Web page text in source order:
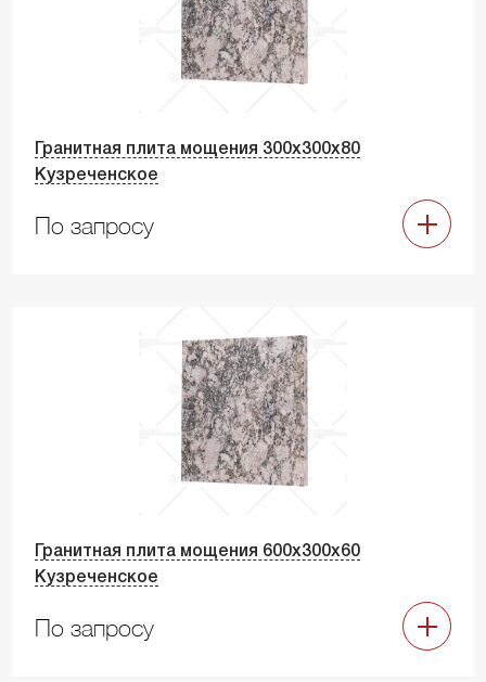
Гранитная плита мощения 300х300х80
Кузреченское
По запросу
Гранитная плита мощения 600х300х60
Кузреченское
По запросу